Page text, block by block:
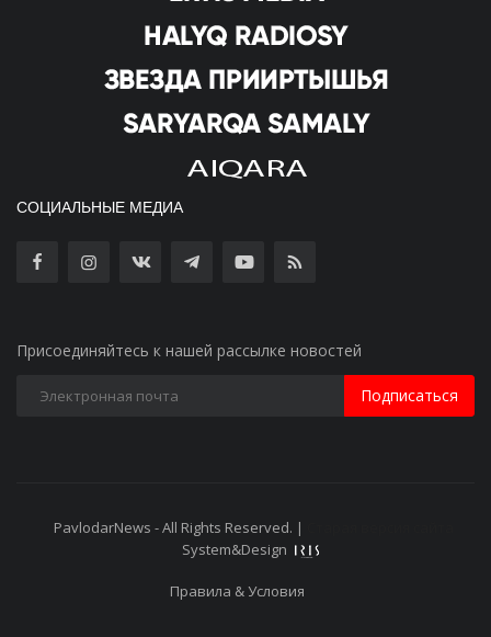
СОЦИАЛЬНЫЕ МЕДИА
Присоединяйтесь к нашей рассылке новостей
Подписаться
PavlodarNews - All Rights Reserved. |
System&Design
Правила & Условия